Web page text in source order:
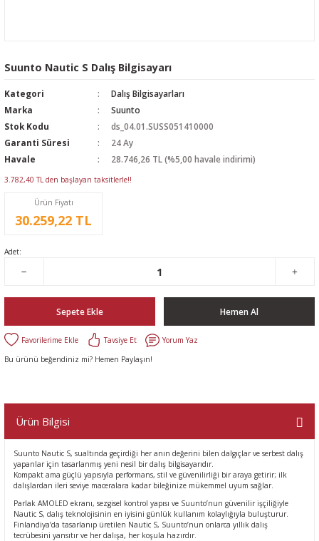
Suunto Nautic S Dalış Bilgisayarı
Kategori
Dalış Bilgisayarları
Marka
Suunto
Stok Kodu
ds_04.01.SUSS051410000
Garanti Süresi
24 Ay
Havale
28.746,26 TL (%5,00 havale indirimi)
3.782,40 TL den başlayan taksitlerle!!
Ürün Fiyatı
30.259,22 TL
Adet:
Sepete Ekle Hemen Al
Tavsiye Et
Yorum Yaz
Bu ürünü beğendiniz mi? Hemen Paylaşın!
Ürün Bilgisi
Suunto Nautic S, sualtında geçirdiği her anın değerini bilen dalgıçlar ve serbest dalış
yapanlar için tasarlanmış yeni nesil bir dalış bilgisayarıdır.
Kompakt ama güçlü yapısıyla performans, stil ve güvenilirliği bir araya getirir; ilk
dalışlardan ileri seviye maceralara kadar bileğinize mükemmel uyum sağlar.
Parlak AMOLED ekranı, sezgisel kontrol yapısı ve Suunto’nun güvenilir işçiliğiyle
Nautic S, dalış teknolojisinin en iyisini günlük kullanım kolaylığıyla buluşturur.
Finlandiya’da tasarlanıp üretilen Nautic S, Suunto’nun onlarca yıllık dalış
tecrübesini yansıtır ve her dalışa, her koşula hazırdır.